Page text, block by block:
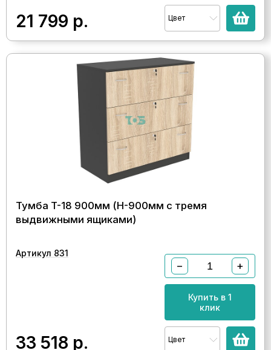
21 799 р. Цвет
Тумба T-18 900мм (H-900мм c тремя
выдвижными ящиками)
Артикул 831
33 518 р.
− +
Купить в 1
клик
Цвет